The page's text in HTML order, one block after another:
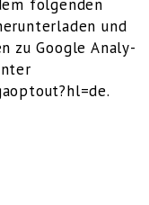
fol­gen­den
und
zu Goog­le Ana­ly­
.